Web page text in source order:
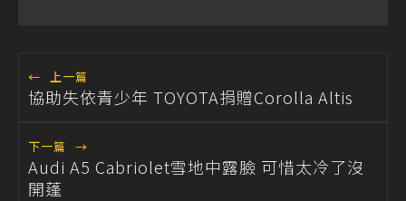
← 上一篇
協助失依青少年 TOYOTA捐贈Corolla Altis
下一篇 →
Audi A5 Cabriolet雪地中露臉 可惜太冷了沒
開蓬